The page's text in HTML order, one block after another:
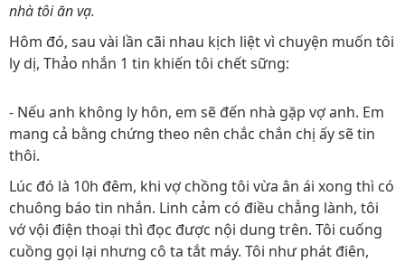
nhà tôi ăn vạ.
Hôm đó, sau vài lần cãi nhau kịch liệt vì chuyện muốn tôi
ly dị, Thảo nhắn 1 tin khiến tôi chết sững:
- Nếu anh không ly hôn, em sẽ đến nhà gặp vợ anh. Em
mang cả bằng chứng theo nên chắc chắn chị ấy sẽ tin
thôi.
Lúc đó là 10h đêm, khi vợ chồng tôi vừa ân ái xong thì có
chuông báo tin nhắn. Linh cảm có điều chẳng lành, tôi
vớ vội điện thoại thì đọc được nội dung trên. Tôi cuống
cuồng gọi lại nhưng cô ta tắt máy. Tôi như phát điên,